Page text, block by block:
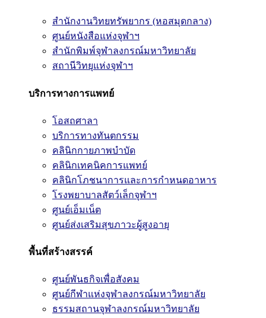
สำนักงานวิทยทรัพยากร (หอสมุดกลาง)
ศูนย์หนังสือแห่งจุฬาฯ
สำนักพิมพ์จุฬาลงกรณ์มหาวิทยาลัย
สถานีวิทยุแห่งจุฬาฯ
บริการทางการแพทย์
โอสถศาลา
บริการทางทันตกรรม
คลินิกกายภาพบำบัด
คลินิกเทคนิคการแพทย์
คลินิกโภชนาการและการกำหนดอาหาร
โรงพยาบาลสัตว์เล็กจุฬาฯ
ศูนย์เอ็มเน็ต
ศูนย์ส่งเสริมสุขภาวะผู้สูงอายุ
พื้นที่สร้างสรรค์
ศูนย์พันธกิจเพื่อสังคม
ศูนย์กีฬาแห่งจุฬาลงกรณ์มหาวิทยาลัย
ธรรมสถานจุฬาลงกรณ์มหาวิทยาลัย